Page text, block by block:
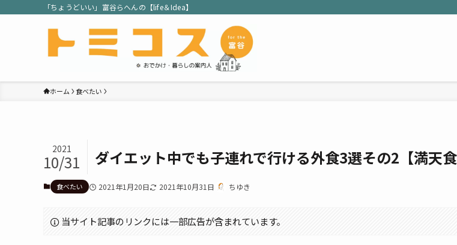
「ちょうどいい」富谷らへんの【life＆Idea】
ホーム 食べたい
ダイエット中でも子連れで行ける外食3選その2【満天食
2021
10/31
食べたい 2021年1月20日 2021年10月31日 ちゆき
当サイト記事のリンクには一部広告が含まれています。